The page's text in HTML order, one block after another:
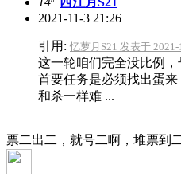
2021-11-3 21:26
引用: 忆萝月S21 发表于
这一轮咱们完全没比例，
首要任务是必须找出蛋
和杀一样难 ...
票二出二，就号二啊，堆票到